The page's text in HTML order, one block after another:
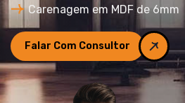
Carenagem em MDF de 6mm
Falar Com Consultor